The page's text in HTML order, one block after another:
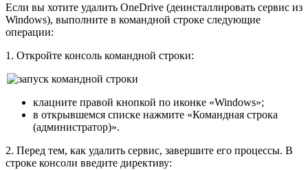
Если вы хотите удалить OneDrive (деинсталлировать сервис из
Windows), выполните в командной строке следующие
операции:
1. Откройте консоль командной строки:
клацните правой кнопкой по иконке «Windows»;
в открывшемся списке нажмите «Командная строка
(администратор)».
2. Перед тем, как удалить сервис, завершите его процессы. В
строке консоли введите директиву: